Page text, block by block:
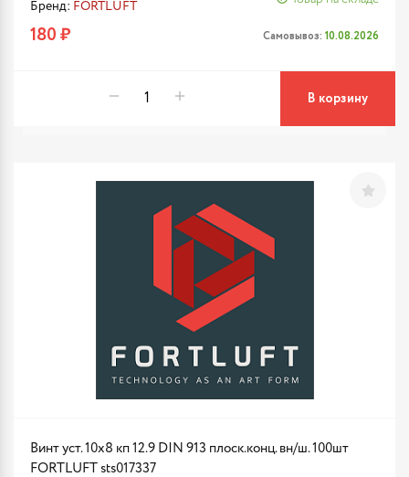
Бренд: FORTLUFT
180 ₽ Самовывоз: 10.08.2026
В корзину
Винт уст. 10х8 кп 12.9 DIN 913 плоск.конц. вн/ш. 100шт
FORTLUFT sts017337